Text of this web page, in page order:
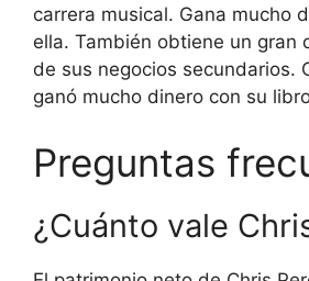
carrera musical. Gana mucho
ella. También obtiene un gran
de sus negocios secundarios.
ganó mucho dinero con su
Preguntas
¿Cuánto vale